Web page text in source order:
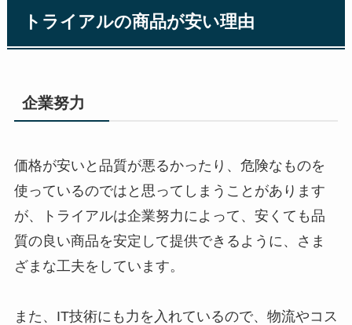
トライアルの商品が安い理由
企業努力
価格が安いと品質が悪るかったり、危険なものを
使っているのではと思ってしまうことがあります
が、トライアルは企業努力によって、安くても品
質の良い商品を安定して提供できるように、さま
ざまな工夫をしています。
また、IT技術にも力を入れているので、物流やコス